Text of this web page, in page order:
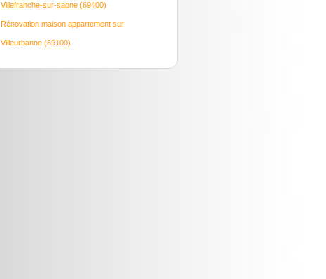
Villefranche-sur-saone (69400)
Rénovation maison appartement sur
Villeurbanne (69100)